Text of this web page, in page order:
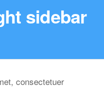
sidebar
consectetuer